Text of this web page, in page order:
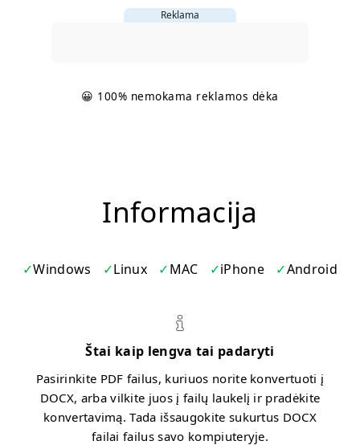
Reklama
😀 100% nemokama reklamos dėka
Informacija
Windows Linux MAC iPhone Android
Štai kaip lengva tai padaryti
Pasirinkite PDF failus, kuriuos norite konvertuoti į
DOCX, arba vilkite juos į failų laukelį ir pradėkite
konvertavimą. Tada išsaugokite sukurtus DOCX
failai failus savo kompiuteryje.